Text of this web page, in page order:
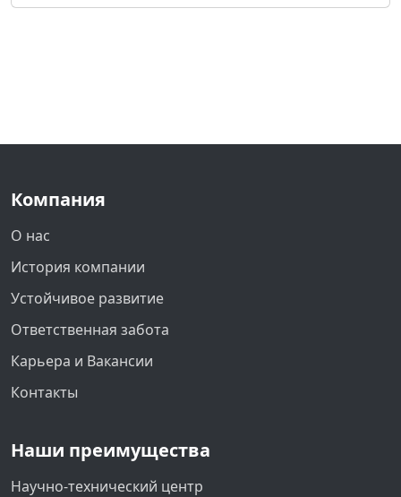
Компания
О нас
История компании
Устойчивое развитие
Ответственная забота
Карьера и Вакансии
Контакты
Наши преимущества
Научно-технический центр